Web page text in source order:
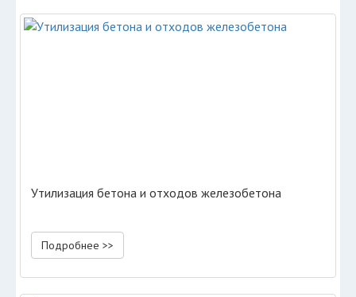
Утилизация бетона и отходов железобетона
Подробнее >>